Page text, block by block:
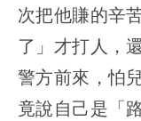
次把他賺的辛
了」才打人，
警方前來，怕
竟說自己是「